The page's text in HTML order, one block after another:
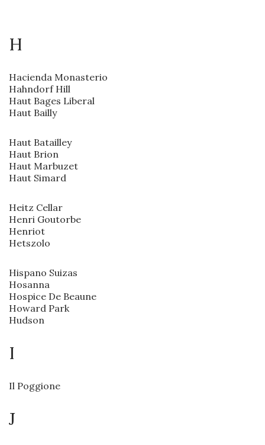
H
Hacienda Monasterio
Hahndorf Hill
Haut Bages Liberal
Haut Bailly
Haut Batailley
Haut Brion
Haut Marbuzet
Haut Simard
Heitz Cellar
Henri Goutorbe
Henriot
Hetszolo
Hispano Suizas
Hosanna
Hospice De Beaune
Howard Park
Hudson
I
Il Poggione
J